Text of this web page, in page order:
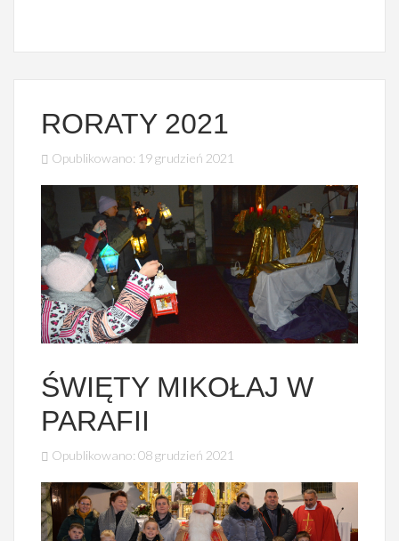
PIASECZNA
RORATY 2021
Opublikowano: 19 grudzień 2021
ŚWIĘTY MIKOŁAJ W
PARAFII
Opublikowano: 08 grudzień 2021